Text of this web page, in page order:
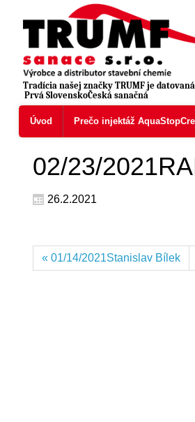
Úvod Prečo injektáž
Prvá SlovenskoČeská sanačná
Tradícia našej značky TRUMF je
02/23/
26.2.2021
« 01/14/2021Stanislav Bílek